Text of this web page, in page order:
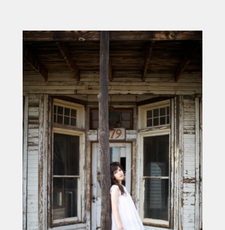
VOYAGES
LOOKBOOK
RECHERCHE
ARCHIVES